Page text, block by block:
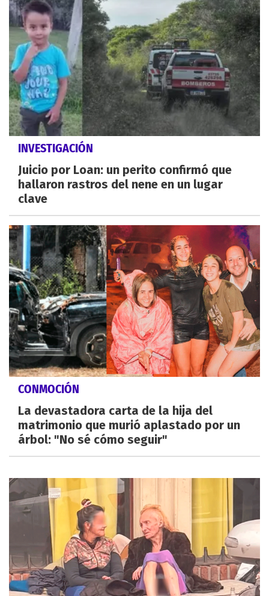
INVESTIGACIÓN
Juicio por Loan: un perito confirmó que
hallaron rastros del nene en un lugar
clave
CONMOCIÓN
La devastadora carta de la hija del
matrimonio que murió aplastado por un
árbol: "No sé cómo seguir"